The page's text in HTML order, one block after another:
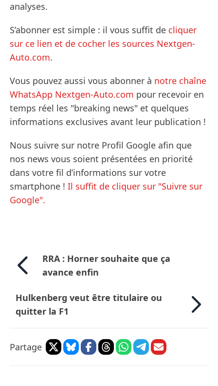
analyses.
S’abonner est simple : il vous suffit de cliquer
sur ce lien et de cocher les sources Nextgen-
Auto.com.
Vous pouvez aussi vous abonner à notre chaîne
WhatsApp Nextgen-Auto.com pour recevoir en
temps réel les "breaking news" et quelques
informations exclusives avant leur publication !
Nous suivre sur notre Profil Google afin que
nos news vous soient présentées en priorité
dans votre fil d’informations sur votre
smartphone ! Il suffit de cliquer sur "Suivre sur
Google".
RRA : Horner souhaite que ça
avance enfin
Hulkenberg veut être titulaire ou
quitter la F1
Partage